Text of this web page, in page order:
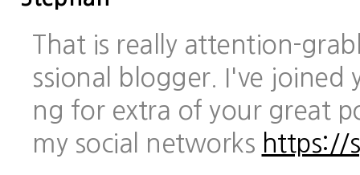
That is really attention-
ssional blogger. I've joined
ng for extra of your great
my social networks https://